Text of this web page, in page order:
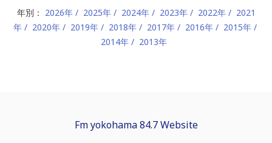
年別： 2026年 2025年 2024年 2023年 2022年
2021
年
2020年 2019年 2018年 2017年 2016年
2015年
2014年
2013年
Fm yokohama 84.7 Website